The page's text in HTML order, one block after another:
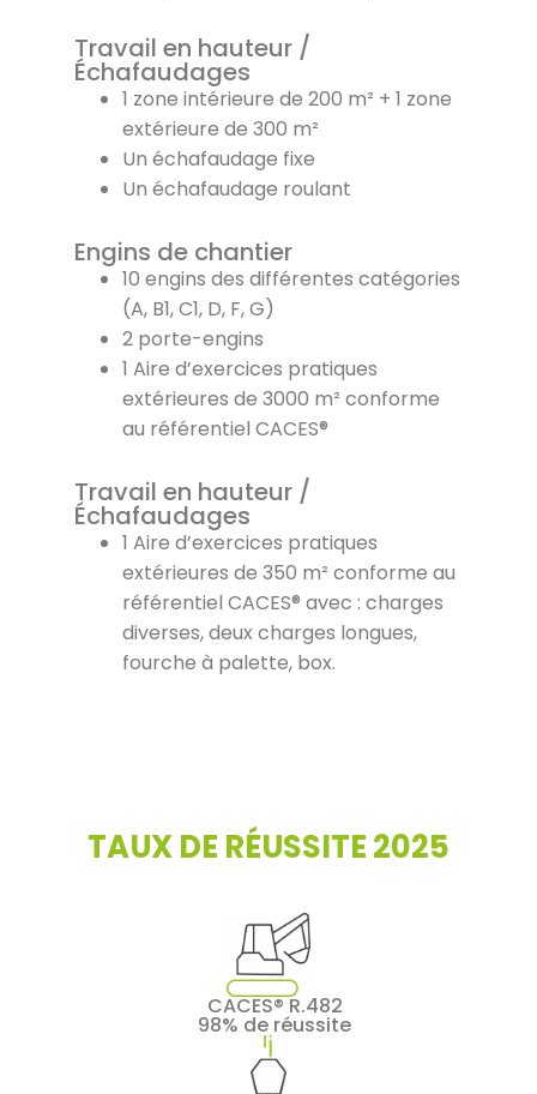
Travail en hauteur /
Échafaudages
1 zone intérieure de 200 m² + 1 zone
extérieure de 300 m²
Un échafaudage fixe
Un échafaudage roulant
Engins de chantier
10 engins des différentes catégories
(A, B1, C1, D, F, G)
2 porte-engins
1 Aire d’exercices pratiques
extérieures de 3000 m² conforme
au référentiel CACES®
Travail en hauteur /
Échafaudages
1 Aire d’exercices pratiques
extérieures de 350 m² conforme au
référentiel CACES® avec : charges
diverses, deux charges longues,
fourche à palette, box.
TAUX DE RÉUSSITE 2025
CACES® R.482
98% de réussite